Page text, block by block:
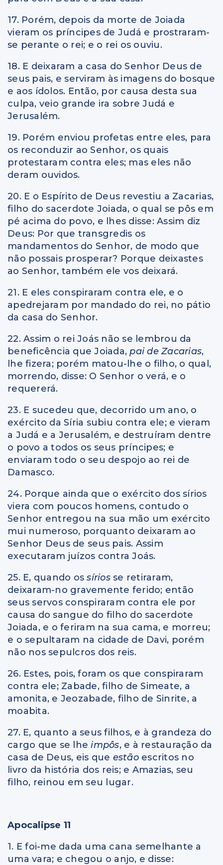
17. Porém, depois da morte de Joiada
vieram os príncipes de Judá e prostraram-
se perante o rei; e o rei os ouviu.
18. E deixaram a casa do Senhor Deus de
seus pais, e serviram às imagens do bosque
e aos ídolos. Então, por causa desta sua
culpa, veio grande ira sobre Judá e
Jerusalém.
19. Porém enviou profetas entre eles, para
os reconduzir ao Senhor, os quais
protestaram contra eles; mas eles não
deram ouvidos.
20. E o Espírito de Deus revestiu a Zacarias,
filho do sacerdote Joiada, o qual se pôs em
pé acima do povo, e lhes disse: Assim diz
Deus: Por que transgredis os
mandamentos do Senhor, de modo que
não possais prosperar? Porque deixastes
ao Senhor, também ele vos deixará.
21. E eles conspiraram contra ele, e o
apedrejaram por mandado do rei, no pátio
da casa do Senhor.
22. Assim o rei Joás não se lembrou da
beneficência que Joiada,pai de Zacarias,
lhe fizera; porém matou-lhe o filho, o qual,
morrendo, disse: O Senhor o verá, e o
requererá.
23. E sucedeu que, decorrido um ano, o
exército da Síria subiu contra ele; e vieram
a Judá e a Jerusalém, e destruíram dentre
o povo a todos os seus príncipes; e
enviaram todo o seu despojo ao rei de
Damasco.
24. Porque ainda que o exército dos sírios
viera com poucos homens, contudo o
Senhor entregou na sua mão um exército
mui numeroso, porquanto deixaram ao
Senhor Deus de seus pais. Assim
executaram juízos contra Joás.
25. E, quando ossírios se retiraram,
deixaram-no gravemente ferido; então
seus servos conspiraram contra ele por
causa do sangue do filho do sacerdote
Joiada, e o feriram na sua cama, e morreu;
e o sepultaram na cidade de Davi, porém
não nos sepulcros dos reis.
26. Estes, pois, foram os que conspiraram
contra ele; Zabade, filho de Simeate, a
amonita, e Jeozabade, filho de Sinrite, a
moabita.
27. E, quanto a seus filhos, e à grandeza do
cargo que se lheimpôs, e à restauração da
casa de Deus, eis que estão escritos no
livro da história dos reis; e Amazias, seu
filho, reinou em seu lugar.
Apocalipse 11
1. E foi-me dada uma cana semelhante a
uma vara; e chegou o anjo, e disse: